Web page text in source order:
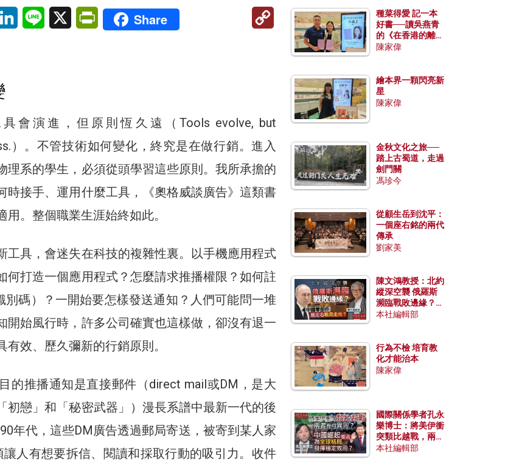
LinkedInLine X PrintFriendly
Share
Copy
會演進，但原則恆久遠（Tools evolve, but
）。不管技術如何變化，終究是在做行銷。進入
理系的學生，必須從頭學習這些原則。我所承擔的
時接手、運用什麼工具，《奧格威談廣告》這類書
。整個職業生涯始終如此。
工具，會迷失在科技的複雜性裏。以手機應用程式
何打造一個應用程式？怎麼請求推播權限？如何註
別碼）？一開始要怎樣發送通知？人們可能問一堆
開始風行時，許多公司確實也這樣做，卻沒有退一
效、歷久彌新的行銷原則。
的推播通知是直接郵件（direct mail或DM，是大
初戀」和「秘密武器」）漫長系譜中最新一代的後
年代，這些DM廣告透過郵局寄送，被寄到某人家
人有想要拆信、閱讀和採取行動的吸引力。收件
種菜得愛 記一本
好書──讀吳燕青
的《在香港的離島
種菜》
陳家偉
繪本界一顆閃亮新
星
陳家偉
金秋文化之旅──
踏上古蜀道，走過
劍門關
馮珍今
從顧生岳到沈平：
一個座右銘的兩代
傳承
劉家美
陳文鴻教授：北約
縱深空襲 俄羅斯
瀕臨戰敗邊緣？中
國零部件能左右戰
本社編輯部
行為不檢 培育教
化才能治本
陳家偉
國際關係學者孔永
樂博士：將美伊衝
突類比越戰，兩者
有何異同？中國崛
本社編輯部